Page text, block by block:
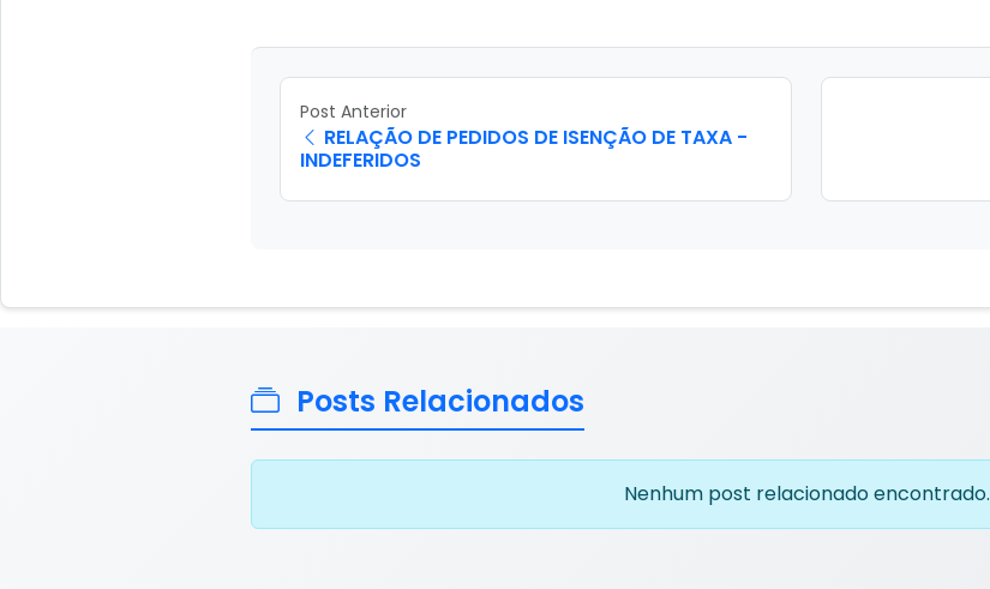
Post Anterior
RELAÇÃO DE PEDIDOS DE ISENÇÃO DE TAXA -
INDEFERIDOS
Posts Relacionados
Nenhum post relacionado encontrado.